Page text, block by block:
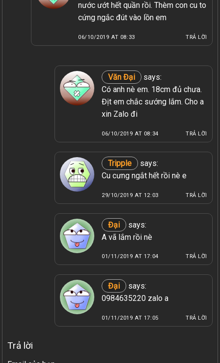
nước ướt hết quần rồi. Thèm con cu to
cứng ngắc đút vào lồn em
06/10/2019 AT 08:33 TRẢ LỜI
Văn Đại
says:
Có anh nè em. 18cm đủ chưa.
Địt em chắc sướng lắm. Cho a
xin Zalo đi
06/10/2019 AT 08:34 TRẢ LỜI
Tripple
says:
Cu cưng ngắt hết rồi nè e
29/10/2019 AT 12:03 TRẢ LỜI
Đại
says:
A vã lắm rồi nè
01/11/2019 AT 17:04 TRẢ LỜI
Đại
says:
0984635220 zalo a
01/11/2019 AT 17:05 TRẢ LỜI
Trả lời